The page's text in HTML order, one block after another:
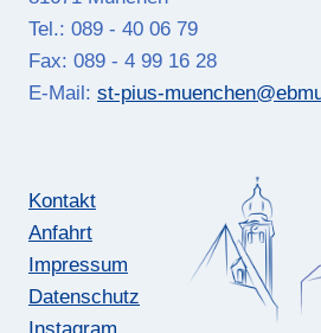
Tel.: 089 - 40 06 79
Fax: 089 - 4 99 16 28
E-Mail: st-pius-
Kontakt
Anfahrt
Impressum
Datenschutz